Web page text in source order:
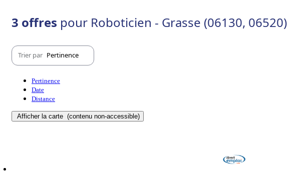
3 offres pour Roboticien - Grasse (06130, 06520)
Trier par Pertinence
Pertinence
Date
Distance
Afficher la carte (contenu non-accessible)